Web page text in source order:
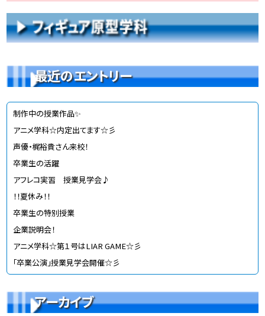
最近のエントリー
制作中の授業作品✨
アニメ学科☆内定出てます☆彡
声優・梶裕貴さん来校！
卒業生の活躍
アフレコ実習 授業見学会♪
！！夏休み！！
卒業生の特別授業
企業説明会！
アニメ学科☆第１号はLIAR GAME☆彡
「卒業公演」授業見学会開催☆彡
アーカイブ